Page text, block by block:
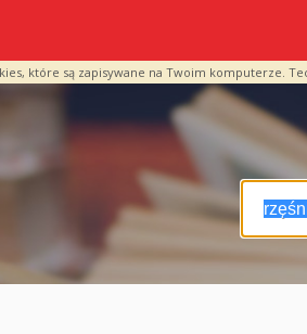
które są zapisywane na Twoim komputerze.